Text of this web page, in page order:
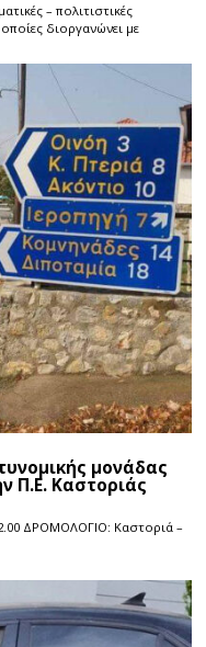
– πολιτιστικές
διοργανώνει με
μονάδας
Π.Ε. Καστοριάς
ΔΡΟΜΟΛΟΓΙΟ: Καστοριά –